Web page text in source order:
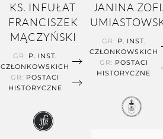
KS. INFUŁAT
FRANCISZEK
MĄCZYŃSKI
GR: P. INST.
CZŁONKOWSKICH
GR: POSTACI
HISTORYCZNE
JANINA
GR: P. INST.
CZŁONKOWSKICH
GR: POSTACI
HISTORYCZNE